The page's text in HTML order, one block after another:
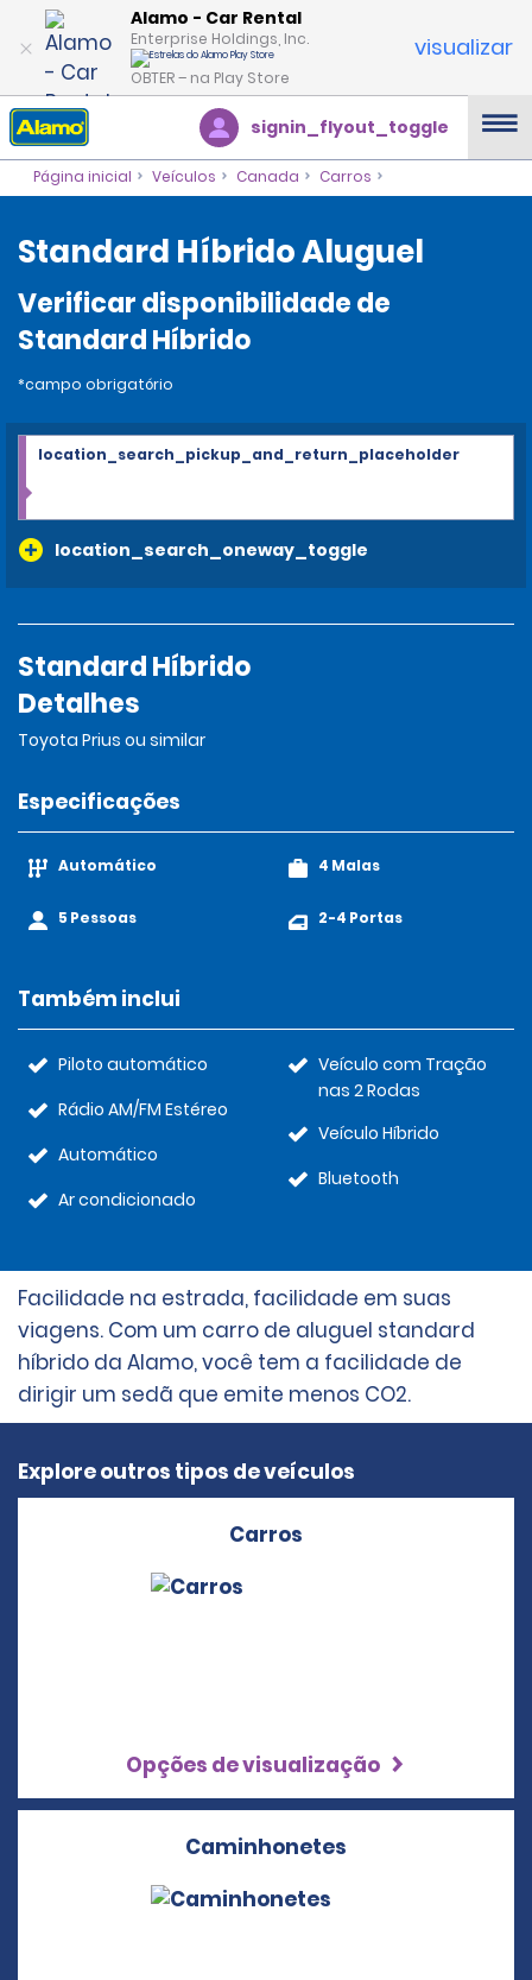
Alamo - Car Rental
Enterprise Holdings, Inc.
OBTER – na Play Store
visualizar
signin_flyout_toggle
Página inicial Veículos Canada Carros
Standard Híbrido Aluguel
Verificar disponibilidade de
Standard Híbrido
*campo obrigatório
location_search_oneway_toggle
location_search_pickup_and_return_placeholder
Standard Híbrido
Detalhes
Toyota Prius ou similar
Especificações
Automático
5 Pessoas
4 Malas
2-4 Portas
Também inclui
Piloto automático
Rádio AM/FM Estéreo
Automático
Ar condicionado
Veículo com Tração
nas 2 Rodas
Veículo Híbrido
Bluetooth
Facilidade na estrada, facilidade em suas
viagens. Com um carro de aluguel standard
híbrido da Alamo, você tem a facilidade de
dirigir um sedã que emite menos CO2.
Explore outros tipos de veículos
Carros
Opções de visualização
Caminhonetes